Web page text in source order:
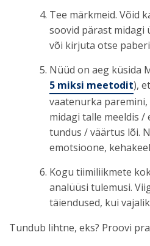
Tee märkmeid. Võid
soovid pärast midagi
või kirjuta otse
Nüüd on aeg küsida
5 miksi meetodit),
vaatenurka
midagi talle meeldis /
tundus / väärtus lõi.
emotsioone,
Kogu tiimiliikmete
analüüsi tulemusi.
täiendused, kui
Tundub lihtne, eks? Proovi